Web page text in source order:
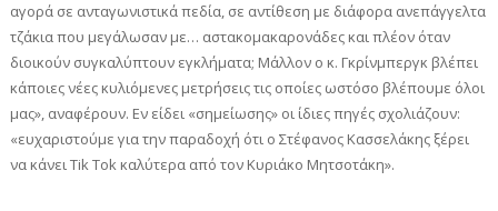
αγορά σε ανταγωνιστικά πεδία, σε αντίθεση με διάφορα ανεπάγγελτα
τζάκια που μεγάλωσαν με… αστακομακαρονάδες και πλέον όταν
διοικούν συγκαλύπτουν εγκλήματα; Μάλλον ο κ. Γκρίνμπεργκ βλέπει
κάποιες νέες κυλιόμενες μετρήσεις τις οποίες ωστόσο βλέπουμε όλοι
μας», αναφέρουν. Εν είδει «σημείωσης» οι ίδιες πηγές σχολιάζουν:
«ευχαριστούμε για την παραδοχή ότι ο Στέφανος Κασσελάκης ξέρει
να κάνει Tik Tok καλύτερα από τον Κυριάκο Μητσοτάκη».